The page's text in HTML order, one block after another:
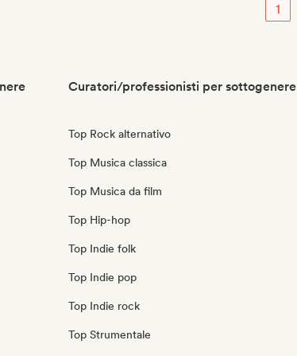
1
Curatori/professionisti per sottogenere
Top Rock alternativo
Top Musica classica
Top Musica da film
Top Hip-hop
Top Indie folk
Top Indie pop
Top Indie rock
Top Strumentale